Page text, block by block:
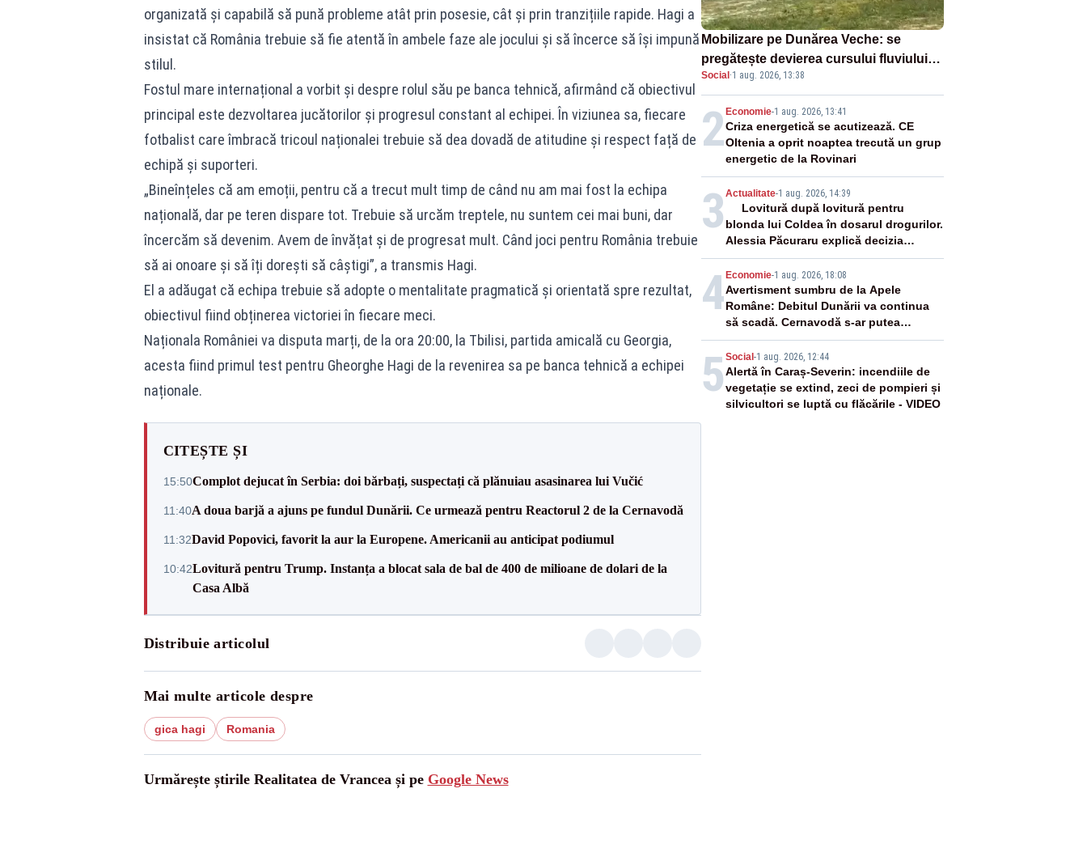
organizată și capabilă să pună probleme atât prin posesie, cât și prin tranzițiile rapide. Hagi a
insistat că România trebuie să fie atentă în ambele faze ale jocului și să încerce să își impună
stilul.
Fostul mare internațional a vorbit și despre rolul său pe banca tehnică, afirmând că obiectivul
principal este dezvoltarea jucătorilor și progresul constant al echipei. În viziunea sa, fiecare
fotbalist care îmbracă tricoul naționalei trebuie să dea dovadă de atitudine și respect față de
echipă și suporteri.
„Bineînțeles că am emoții, pentru că a trecut mult timp de când nu am mai fost la echipa
națională, dar pe teren dispare tot. Trebuie să urcăm treptele, nu suntem cei mai buni, dar
încercăm să devenim. Avem de învățat și de progresat mult. Când joci pentru România trebuie
să ai onoare și să îți dorești să câștigi”, a transmis Hagi.
El a adăugat că echipa trebuie să adopte o mentalitate pragmatică și orientată spre rezultat,
obiectivul fiind obținerea victoriei în fiecare meci.
Naționala României va disputa marți, de la ora 20:00, la Tbilisi, partida amicală cu Georgia,
acesta fiind primul test pentru Gheorghe Hagi de la revenirea sa pe banca tehnică a echipei
naționale.
CITEȘTE ȘI
15:50Complot dejucat în Serbia: doi bărbați, suspectați că plănuiau asasinarea lui Vučić
11:40A doua barjă a ajuns pe fundul Dunării. Ce urmează pentru Reactorul 2 de la Cernavodă
11:32David Popovici, favorit la aur la Europene. Americanii au anticipat podiumul
10:42Lovitură pentru Trump. Instanța a blocat sala de bal de 400 de milioane de dolari de la
Casa Albă
Distribuie articolul
Mai multe articole despre
gica hagi Romania
Urmărește știrile Realitatea de Vrancea și pe Google News
Mobilizare pe Dunărea Veche: se
pregătește devierea cursului fluviului
către Cernavodă – VIDEO
Social ·1 aug. 2026, 13:38
2 Economie-1 aug. 2026, 13:41
Criza energetică se acutizează. CE
Oltenia a oprit noaptea trecută un grup
energetic de la Rovinari
3 Actualitate-1 aug. 2026, 14:39
Lovitură după lovitură pentru
blonda lui Coldea în dosarul drogurilor.
Alessia Păcuraru explică decizia
magistraților
4 Economie-1 aug. 2026, 18:08
Avertisment sumbru de la Apele
Române: Debitul Dunării va continua
să scadă. Cernavodă s-ar putea
închide în 4 zile
5 Social -1 aug. 2026, 12:44
Alertă în Caraș-Severin: incendiile de
vegetație se extind, zeci de pompieri și
silvicultori se luptă cu flăcările - VIDEO